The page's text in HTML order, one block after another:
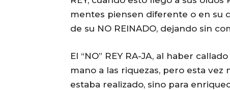
mentes piensen diferente o en su
de su NO REINADO, dejando sin
El “NO” REY RA-JA, al haber
mano a las riquezas, pero esta vez
estaba realizado, sino para